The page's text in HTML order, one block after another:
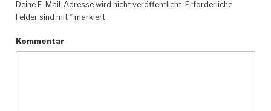
Deine E-Mail-Adresse wird nicht veröffentlicht. Erforderliche
Felder sind mit *markiert
Kommentar